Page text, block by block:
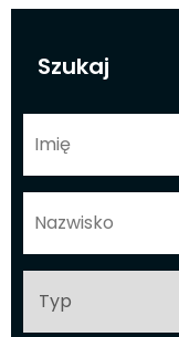
Szukaj